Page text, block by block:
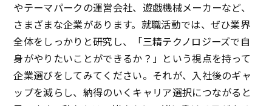
やテーマパークの運営会社、遊戯機械メーカーなど、
さまざまな企業があります。就職活動では、ぜひ業界
全体をしっかりと研究し、「三精テクノロジーズで自
身がやりたいことができるか？」という視点を持って
企業選びをしてみてください。それが、入社後のギャ
ップを減らし、納得のいくキャリア選択につながると